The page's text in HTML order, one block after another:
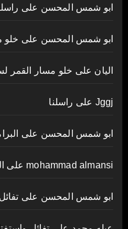
ابو شمس المحسن على
ابو شمس المحسن على خلو
اليان على خلو مسار القمر لسنة
Jggj على راسلنا
ابو شمس المحسن على
mohammad almansi على
ابو شمس المحسن على